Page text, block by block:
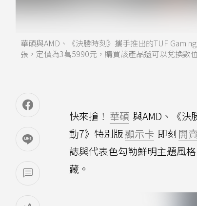
華碩與AMD、《決勝時刻》攜手推出的TUF
張，定價為3萬5990元，購買該產品還可以兌換數
快來搶！ 華碩 與AMD、《決
動7》特別版顯示卡 即刻 開賣
誌與代表色勾勒鮮明主題風
藏。